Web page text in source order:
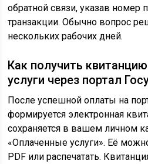
обратной связи, указав номер
транзакции. Обычно вопрос
нескольких рабочих дней.
Как получить
услуги через портал
После успешной оплаты на
формируется электронная
сохраняется в вашем личном
«Оплаченные услуги». Её
PDF или распечатать.